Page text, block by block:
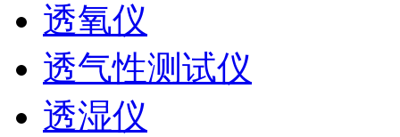
透氧仪
透气性测试仪
透湿仪